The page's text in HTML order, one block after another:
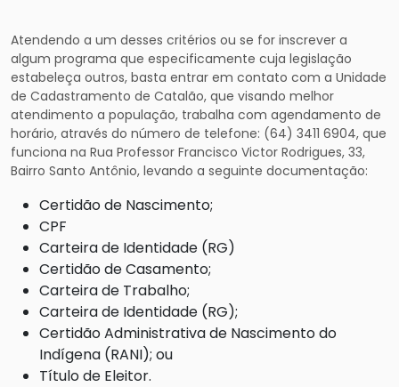
Atendendo a um desses critérios ou se for inscrever a
algum programa que especificamente cuja legislação
estabeleça outros, basta entrar em contato com a Unidade
de Cadastramento de Catalão, que visando melhor
atendimento a população, trabalha com agendamento de
horário, através do número de telefone: (64) 3411 6904, que
funciona na Rua Professor Francisco Victor Rodrigues, 33,
Bairro Santo Antônio, levando a seguinte documentação:
Certidão de Nascimento;
CPF
Carteira de Identidade (RG)
Certidão de Casamento;
Carteira de Trabalho;
Carteira de Identidade (RG);
Certidão Administrativa de Nascimento do
Indígena (RANI); ou
Título de Eleitor.